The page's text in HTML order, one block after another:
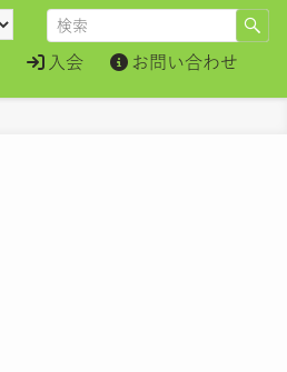
入会 お問い合わせ